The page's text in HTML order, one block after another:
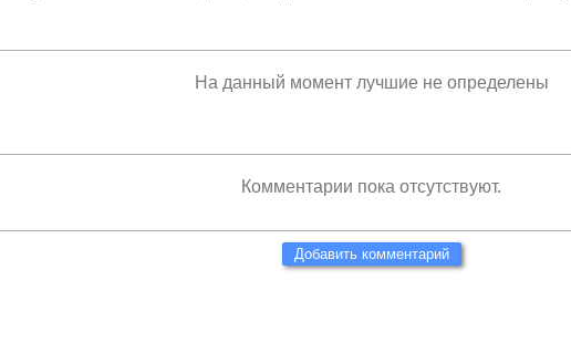
На данный момент лучшие не определены
Комментарии пока отсутствуют.
Добавить комментарий